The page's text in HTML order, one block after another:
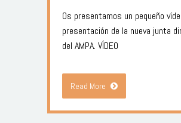
Os presentamos un pequeño
presentación de la nueva junta
del AMPA. VÍDEO
Read More